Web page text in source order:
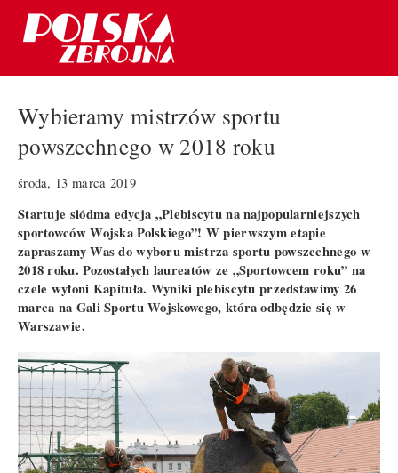
Wybieramy mistrzów sportu
powszechnego w 2018 roku
środa, 13 marca 2019
Startuje siódma edycja „Plebiscytu na najpopularniejszych
sportowców Wojska Polskiego”! W pierwszym etapie
zapraszamy Was do wyboru mistrza sportu powszechnego w
2018 roku. Pozostałych laureatów ze „Sportowcem roku” na
czele wyłoni Kapituła. Wyniki plebiscytu przedstawimy 26
marca na Gali Sportu Wojskowego, która odbędzie się w
Warszawie.